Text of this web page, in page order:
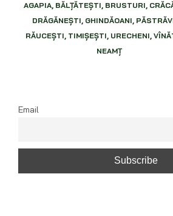
AGAPIA, BĂLŢĂTEŞTI, BRUSTURI,
DRĂGĂNEŞTI, GHINDĂOANI,
RĂUCEŞTI, TIMIŞEŞTI, URECHENI,
NEAMŢ
Email